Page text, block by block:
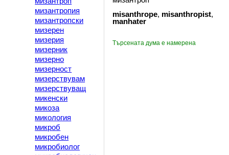
мизантропия
мизантропски
мизерен
мизерия
мизерник
мизерно
мизерност
мизерствувам
мизерствуващ
микенски
микоза
микология
микроб
микробен
микробиолог
misanthrope, misanthropist,
manhater
Търсената дума е намерена